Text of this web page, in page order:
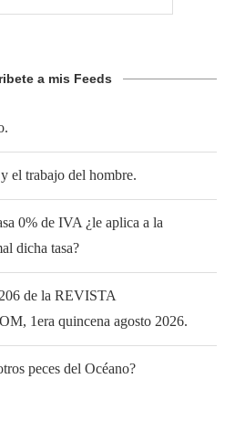
a mis Feeds
el trabajo del hombre.
0% de IVA ¿le aplica a la
dicha tasa?
de la REVISTA
1era quincena agosto 2026.
peces del Océano?